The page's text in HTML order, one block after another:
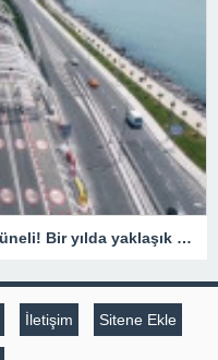
Motosikletlilerin tercihi Avrasya Tüneli! Bir yılda yaklaşık 385 bin motosiklet geçti
İletişim Sitene Ekle